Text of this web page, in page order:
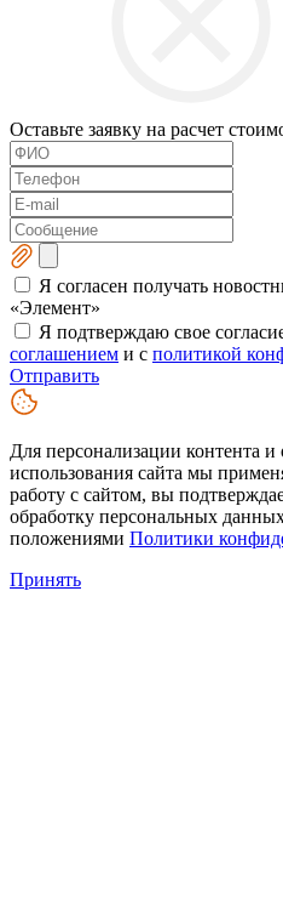
Оставьте заявку на расчет
Я согласен получать
«Элемент»
Я подтверждаю свое
соглашением и с политикой
Отправить
Для персонализации контента и
использования сайта мы
работу с сайтом, вы
обработку персональных
положениями Политики
Принять